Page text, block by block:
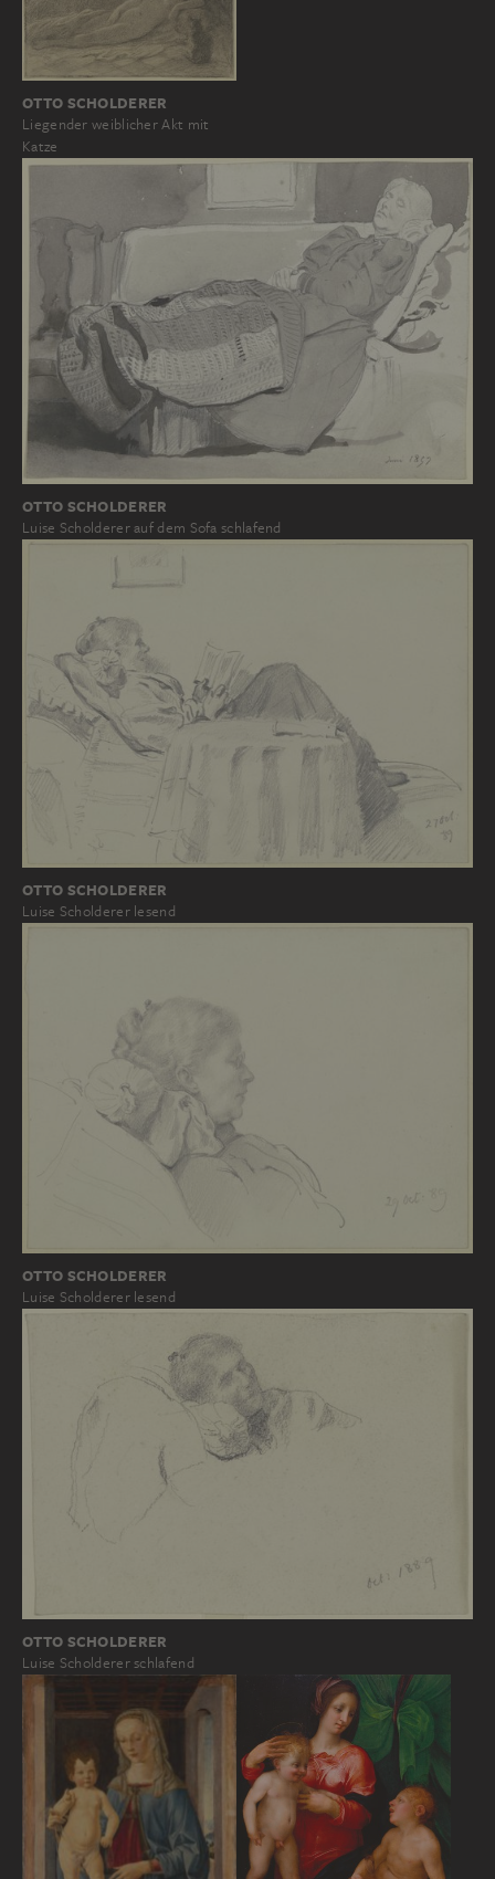
OTTO SCHOLDERER
Liegender weiblicher Akt mit
Katze
OTTO SCHOLDERER
Luise Scholderer auf dem Sofa schlafend
OTTO SCHOLDERER
Luise Scholderer lesend
OTTO SCHOLDERER
Luise Scholderer lesend
OTTO SCHOLDERER
Luise Scholderer schlafend